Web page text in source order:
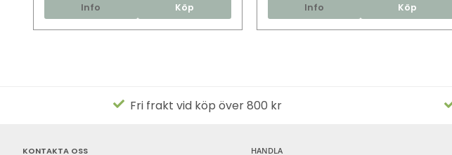
Info Köp Info Köp
Fri frakt vid köp över 800 kr
KONTAKTA OSS HANDLA